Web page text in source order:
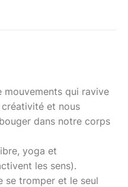
mouvements qui ravive
et nous
dans notre corps
yoga et
les sens).
se tromper et le seul